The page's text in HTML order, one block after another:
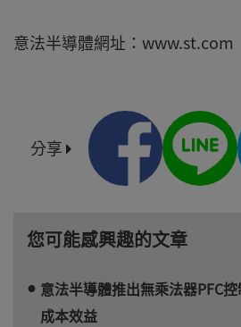
意法半導體網址：www.st.com
分享
您可能感興趣的文章
意法半導體推出無乘法器PFC
成本效益